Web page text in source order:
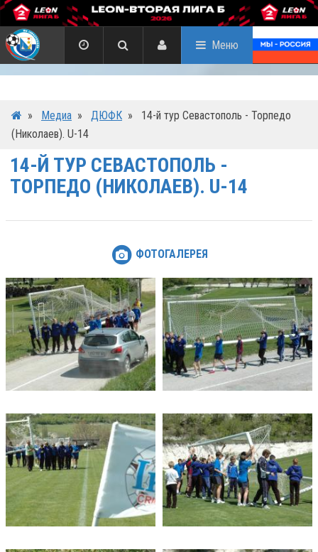
Меню
» Медиа » ДЮФК »
14-й тур Севастополь - Торпедо
(Николаев). U-14
14-Й ТУР СЕВАСТОПОЛЬ -
ТОРПЕДО (НИКОЛАЕВ). U-14
ФОТОГАЛЕРЕЯ